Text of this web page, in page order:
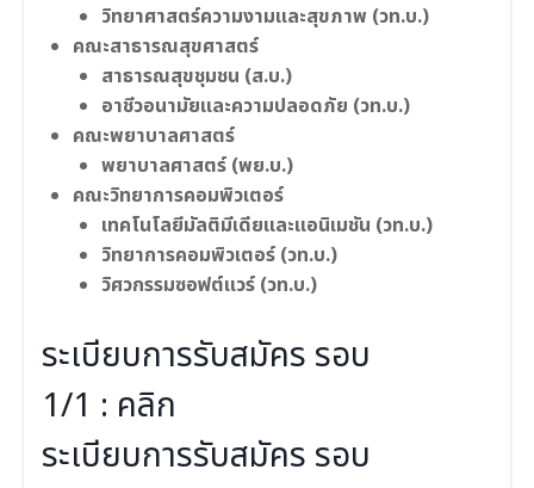
วิทยาศาสตร์ความงามและสุขภาพ (วท.บ.)
คณะสาธารณสุขศาสตร์
สาธารณสุขชุมชน (ส.บ.)
อาชีวอนามัยและความปลอดภัย (วท.บ.)
คณะพยาบาลศาสตร์
พยาบาลศาสตร์ (พย.บ.)
คณะวิทยาการคอมพิวเตอร์
เทคโนโลยีมัลติมีเดียและแอนิเมชัน (วท.บ.)
วิทยาการคอมพิวเตอร์ (วท.บ.)
วิศวกรรมซอฟต์แวร์ (วท.บ.)
ระเบียบการรับสมัคร รอบ
1/1 : คลิก
ระเบียบการรับสมัคร รอบ